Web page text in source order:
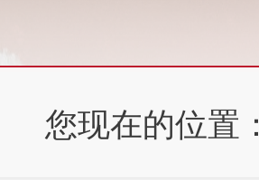
您现在的位置：